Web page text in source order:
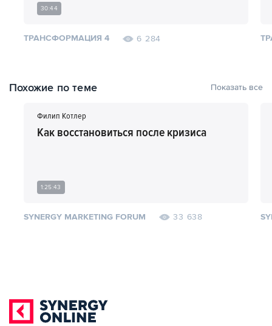
30:44
ТРАНСФОРМАЦИЯ 4 6 284
Похожие по теме Показать все
Филип Котлер
Как восстановиться после кризиса
1:25:43
SYNERGY MARKETING FORUM 33 638